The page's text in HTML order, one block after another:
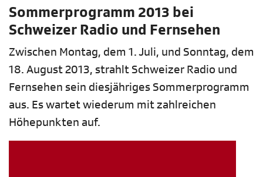
Sommerprogramm 2013 bei
Schweizer Radio und Fernsehen
Zwischen Montag, dem 1. Juli, und Sonntag, dem
18. August 2013, strahlt Schweizer Radio und
Fernsehen sein diesjähriges Sommerprogramm
aus. Es wartet wiederum mit zahlreichen
Höhepunkten auf.